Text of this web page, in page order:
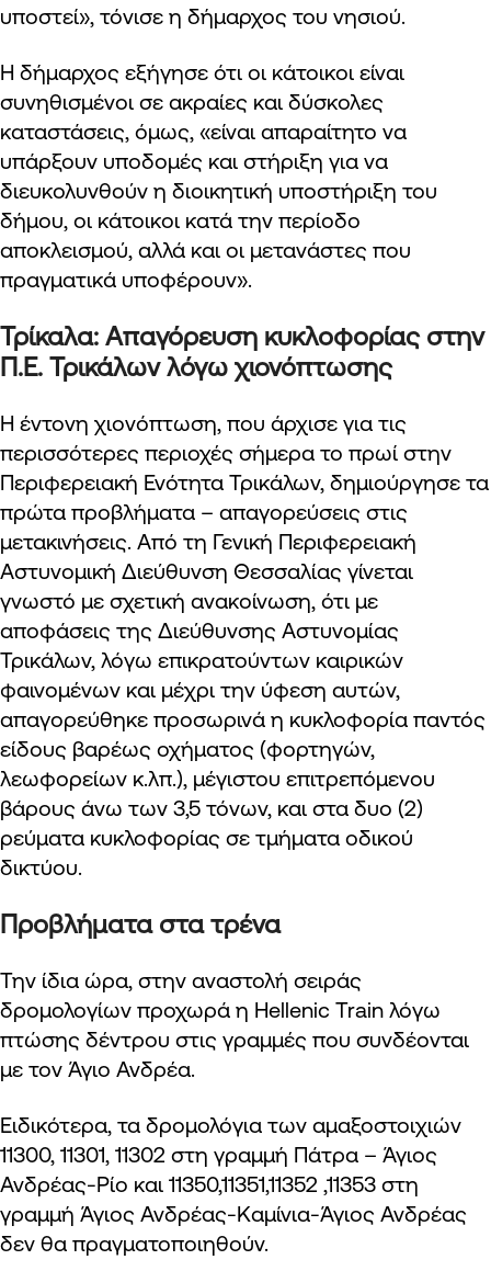
υποστεί», τόνισε η δήμαρχος του νησιού.
Η δήμαρχος εξήγησε ότι οι κάτοικοι είναι
συνηθισμένοι σε ακραίες και δύσκολες
καταστάσεις, όμως, «είναι απαραίτητο να
υπάρξουν υποδομές και στήριξη για να
διευκολυνθούν η διοικητική υποστήριξη του
δήμου, οι κάτοικοι κατά την περίοδο
αποκλεισμού, αλλά και οι μετανάστες που
πραγματικά υποφέρουν».
Τρίκαλα: Απαγόρευση κυκλοφορίας στην
Π.Ε. Τρικάλων λόγω χιονόπτωσης
Η έντονη χιονόπτωση, που άρχισε για τις
περισσότερες περιοχές σήμερα το πρωί στην
Περιφερειακή Ενότητα Τρικάλων, δημιούργησε τα
πρώτα προβλήματα – απαγορεύσεις στις
μετακινήσεις. Από τη Γενική Περιφερειακή
Αστυνομική Διεύθυνση Θεσσαλίας γίνεται
γνωστό με σχετική ανακοίνωση, ότι με
αποφάσεις της Διεύθυνσης Αστυνομίας
Τρικάλων, λόγω επικρατούντων καιρικών
φαινομένων και μέχρι την ύφεση αυτών,
απαγορεύθηκε προσωρινά η κυκλοφορία παντός
είδους βαρέως οχήματος (φορτηγών,
λεωφορείων κ.λπ.), μέγιστου επιτρεπόμενου
βάρους άνω των 3,5 τόνων, και στα δυο (2)
ρεύματα κυκλοφορίας σε τμήματα οδικού
δικτύου.
Προβλήματα στα τρένα
Την ίδια ώρα, στην αναστολή σειράς
δρομολογίων προχωρά η Hellenic Train λόγω
πτώσης δέντρου στις γραμμές που συνδέονται
με τον Άγιο Ανδρέα.
Ειδικότερα, τα δρομολόγια των αμαξοστοιχιών
11300, 11301, 11302 στη γραμμή Πάτρα – Άγιος
Ανδρέας-Ρίο και 11350,11351,11352 ,11353 στη
γραμμή Άγιος Ανδρέας-Καμίνια-Άγιος Ανδρέας
δεν θα πραγματοποιηθούν.